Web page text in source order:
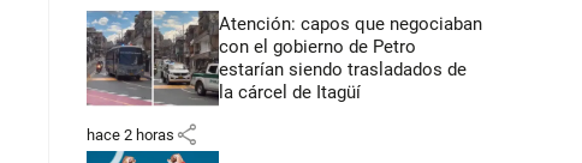
Atención: capos que negociaban
con el gobierno de Petro
estarían siendo trasladados de
la cárcel de Itagüí
hace 2 horas share